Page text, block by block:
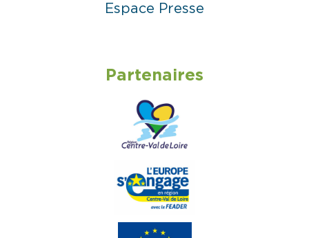
Espace Presse
Partenaires